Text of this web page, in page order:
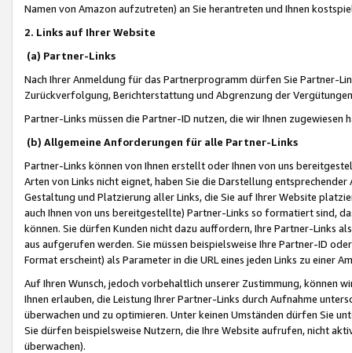
Namen von Amazon aufzutreten) an Sie herantreten und Ihnen
2. Links auf Ihrer Website
(a) Partner-Links
Nach Ihrer Anmeldung für das Partnerprogramm dürfen Sie Partner-
Zurückverfolgung, Berichterstattung und Abgrenzung der
Partner-Links müssen die Partner-ID nutzen, die wir Ihnen zugewiesen
(b) Allgemeine Anforderungen für alle Partner-Links
Partner-Links können von Ihnen erstellt oder Ihnen von uns
Arten von Links nicht eignet, haben Sie die Darstellung
Gestaltung und Platzierung aller Links, die Sie auf Ihrer Website
auch Ihnen von uns bereitgestellte) Partner-Links so formatiert sind,
können. Sie dürfen Kunden nicht dazu auffordern, Ihre Partner-Links
aus aufgerufen werden. Sie müssen beispielsweise Ihre Partner-ID
Format erscheint) als Parameter in die URL eines jeden Links zu einer
Auf Ihren Wunsch, jedoch vorbehaltlich unserer Zustimmung, können
Ihnen erlauben, die Leistung Ihrer Partner-Links durch Aufnahme
überwachen und zu optimieren. Unter keinen Umständen dürfen Sie
Sie dürfen beispielsweise Nutzern, die Ihre Website aufrufen, nicht
überwachen).